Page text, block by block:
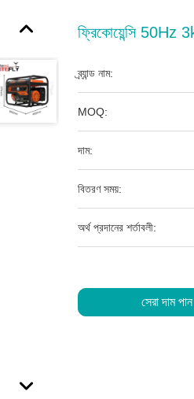
ফ্রিকোয়েন্সি 50Hz
ব্র্যান্ড নাম:
MOQ:
দাম:
বিতরণ সময়:
অর্থ প্রদানের শর্তাবলী:
সেরা দাম পান